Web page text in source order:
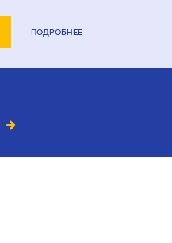
ПОДРОБНЕЕ